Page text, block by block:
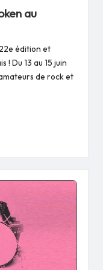
au
édition et
! Du 13 au 15 juin
de rock et